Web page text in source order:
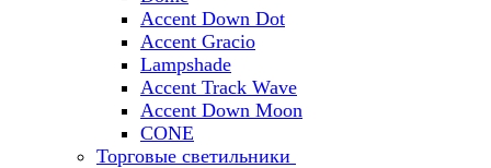
Accent Down Dot
Accent Gracio
Lampshade
Accent Track Wave
Accent Down Moon
CONE
Торговые светильники